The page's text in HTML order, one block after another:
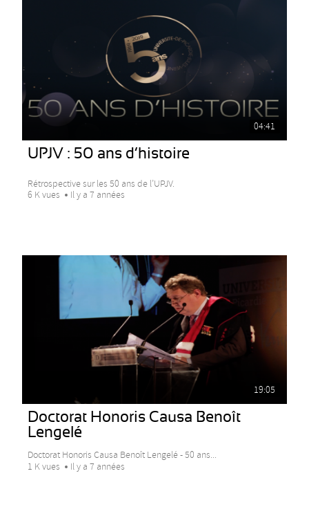
04:41
UPJV : 50 ans d’histoire
Rétrospective sur les 50 ans de l’UPJV.
6 K vues
Il y a 7 années
19:05
Doctorat Honoris Causa Benoît
Lengelé
Doctorat Honoris Causa Benoît Lengelé - 50 ans...
1 K vues
Il y a 7 années